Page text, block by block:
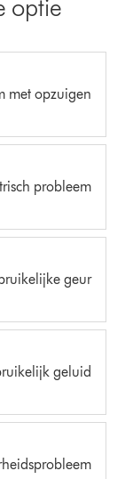
optie
met opzuigen
probleem
geur
geluid